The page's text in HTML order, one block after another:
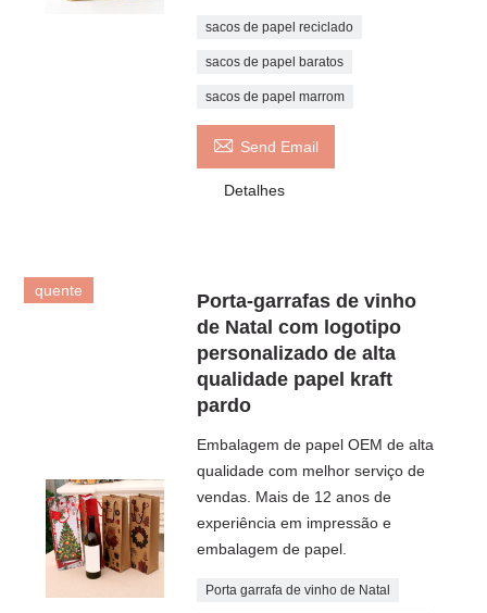
sacos de papel reciclado
sacos de papel baratos
sacos de papel marrom
 Send Email
Detalhes
quente
Porta-garrafas de vinho
de Natal com logotipo
personalizado de alta
qualidade papel kraft
pardo
Embalagem de papel OEM de alta
qualidade com melhor serviço de
vendas. Mais de 12 anos de
experiência em impressão e
embalagem de papel.
Porta garrafa de vinho de Natal